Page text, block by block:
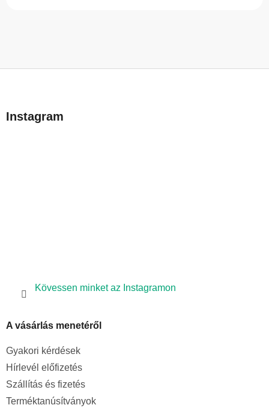
bInstagram
Kövessen minket az Instagramon
A vásárlás menetéről
Gyakori kérdések
Hírlevél előfizetés
Szállítás és fizetés
Terméktanúsítványok